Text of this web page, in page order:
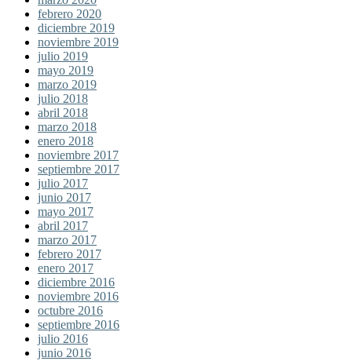
febrero 2020
diciembre 2019
noviembre 2019
julio 2019
mayo 2019
marzo 2019
julio 2018
abril 2018
marzo 2018
enero 2018
noviembre 2017
septiembre 2017
julio 2017
junio 2017
mayo 2017
abril 2017
marzo 2017
febrero 2017
enero 2017
diciembre 2016
noviembre 2016
octubre 2016
septiembre 2016
julio 2016
junio 2016